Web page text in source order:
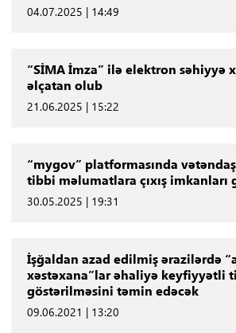
04.07.2025 | 14:49
“SİMA İmza” ilə elektron səhiyyə
əlçatan olub
21.06.2025 | 15:22
“mygov” platformasında
tibbi məlumatlara çıxış
30.05.2025 | 19:31
İşğaldan azad edilmiş ərazilərdə
xəstəxana”lar əhaliyə keyfiyyətli
göstərilməsini təmin edəcək
09.06.2021 | 13:20